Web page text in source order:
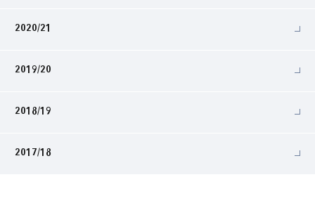
2020/21
2019/20
2018/19
2017/18